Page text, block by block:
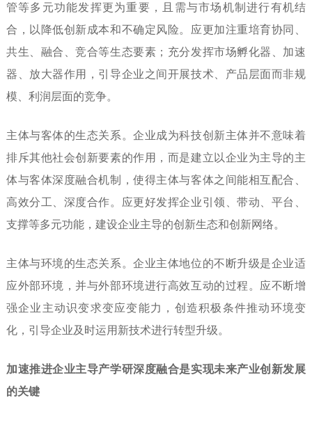
管等多元功能发挥更为重要，且需与市场机制进行有机结
合，以降低创新成本和不确定风险。应更加注重培育协同、
共生、融合、竞合等生态要素；充分发挥市场孵化器、加速
器、放大器作用，引导企业之间开展技术、产品层面而非规
模、利润层面的竞争。
主体与客体的生态关系。企业成为科技创新主体并不意味着
排斥其他社会创新要素的作用，而是建立以企业为主导的主
体与客体深度融合机制，使得主体与客体之间能相互配合、
高效分工、深度合作。应更好发挥企业引领、带动、平台、
支撑等多元功能，建设企业主导的创新生态和创新网络。
主体与环境的生态关系。企业主体地位的不断升级是企业适
应外部环境，并与外部环境进行高效互动的过程。应不断增
强企业主动识变求变应变能力，创造积极条件推动环境变
化，引导企业及时运用新技术进行转型升级。
加速推进企业主导产学研深度融合是实现未来产业创新发展
的关键